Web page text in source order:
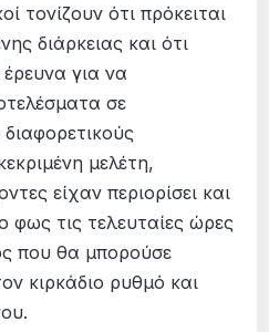
τονίζουν ότι πρόκειται
διάρκειας και ότι
έρευνα για να
σε
μελέτη,
είχαν περιορίσει και
φως τις τελευταίες ώρες
που θα μπορούσε
κιρκάδιο ρυθμό και